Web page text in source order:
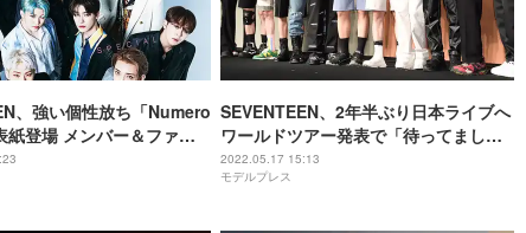
、強い個性放ち「Numero
紙登場 メンバー＆ファン
SEVENTEEN、2年半ぶり日本ライブへ
ワールドツアー発表で「待ってまし
た」の声続出
2022.05.17 15:13
モデルプレス